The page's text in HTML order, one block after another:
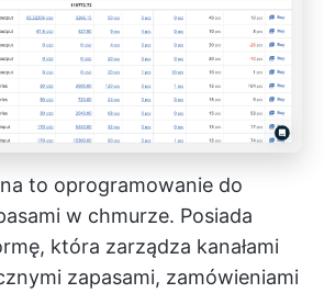
to oprogramowanie do
w chmurze. Posiada
która zarządza kanałami
zapasami, zamówieniami